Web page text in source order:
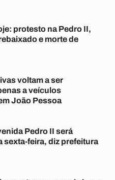
protesto na Pedro II,
e morte de
voltam a ser
a veículos
João Pessoa
Pedro II será
sexta-feira, diz prefeitura